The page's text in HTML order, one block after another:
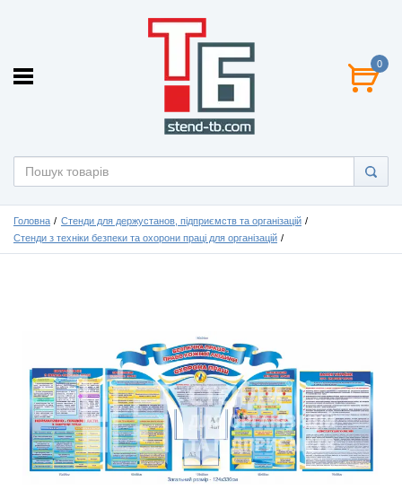
0
Головна
Стенди для держустанов, підприємств та організацій
Стенди з техніки безпеки та охорони праці для організацій